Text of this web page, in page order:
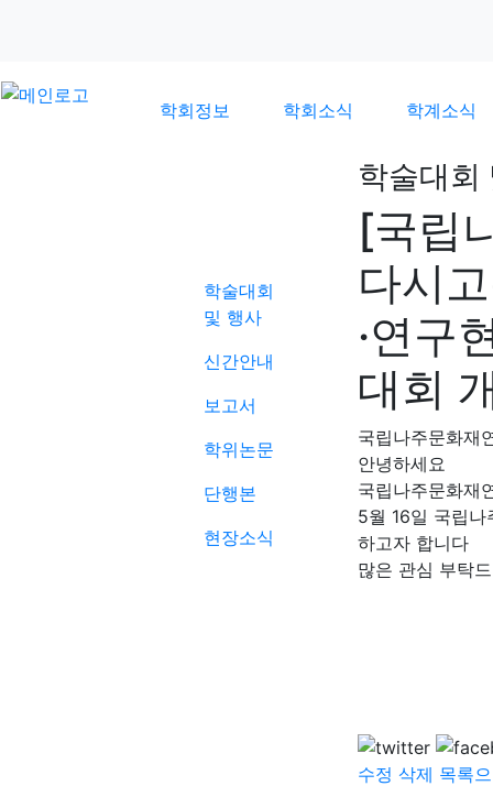
학회정보 학회소식 학계소식
학술대회
및 행사
신간안내
보고서
학위논문
단행본
현장소식
학술대회
[국립
다시
·연구
대회
국립나주문화재
안녕하세요
국립나주문화재
5월 16일 국립나
하고자 합니다
많은 관심 부탁
수정 삭제 목록